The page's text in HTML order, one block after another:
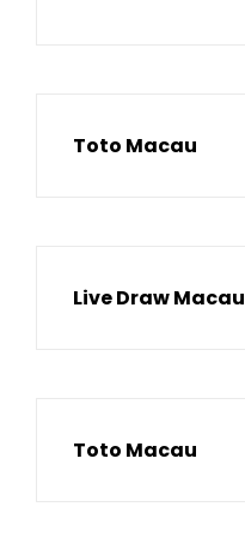
Toto Macau
Live Draw Macau
Toto Macau